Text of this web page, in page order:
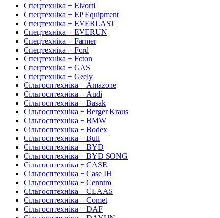
Спецтехніка + Elvorti
Спецтехніка + EP Equipment
Спецтехніка + EVERLAST
Спецтехніка + EVERUN
Спецтехніка + Farmer
Спецтехніка + Ford
Спецтехніка + Foton
Спецтехніка + GAS
Спецтехніка + Geely
Сільгосптехніка + Amazone
Сільгосптехніка + Audi
Сільгосптехніка + Basak
Сільгосптехніка + Berger Kraus
Сільгосптехніка + BMW
Сільгосптехніка + Bodex
Сільгосптехніка + Bull
Сільгосптехніка + BYD
Сільгосптехніка + BYD SONG
Сільгосптехніка + CASE
Сільгосптехніка + Case IH
Сільгосптехніка + Cenntro
Сільгосптехніка + CLAAS
Сільгосптехніка + Comet
Сільгосптехніка + DAF